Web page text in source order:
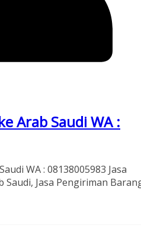
Arab Saudi WA :
WA : 08138005983 Jasa
Jasa Pengiriman